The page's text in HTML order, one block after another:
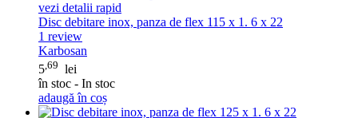
vezi detalii rapid
Disc debitare inox, panza de flex 115 x 1. 6 x 22
1 review
Karbosan
5 ,69 lei
în stoc - In stoc
adaugă în coș